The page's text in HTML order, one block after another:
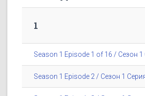
1
Season 1 Episode 1 of 16 / Сезон 1
Season 1 Episode 2 / Сезон 1